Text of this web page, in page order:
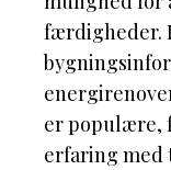
færdigheder.
er populære,
erfaring med